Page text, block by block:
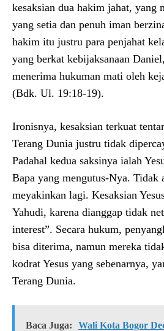
kesaksian dua hakim jahat, yang
yang setia dan penuh iman
hakim itu justru para penjahat
yang berkat kebijaksanaan
menerima hukuman mati oleh
(Bdk. Ul. 19:18-19).
Ironisnya, kesaksian terkuat
Terang Dunia justru tidak
Padahal kedua saksinya ialah
Bapa yang mengutus-Nya. Tidak
meyakinkan lagi. Kesaksian
Yahudi, karena dianggap tidak
interest”. Secara hukum,
bisa diterima, namun mereka
kodrat Yesus yang sebenarnya,
Terang Dunia.
Baca Juga:
Wali Kota Bogor